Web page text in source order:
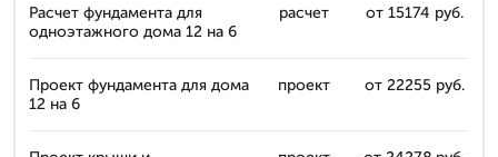
Расчет фундамента для
одноэтажного дома 12 на 6
расчет от 15174 руб.
Проект фундамента для дома
12 на 6
проект от 22255 руб.